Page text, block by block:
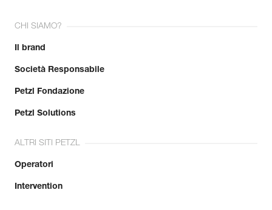
CHI SIAMO?
Il brand
Società Responsabile
Petzl Fondazione
Petzl Solutions
ALTRI SITI PETZL
Operatori
Intervention